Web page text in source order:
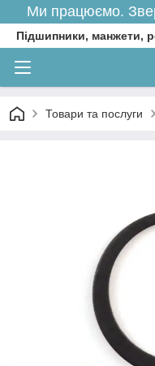
Ми працюємо.
Підшипники, манжети,
Товари та послуги